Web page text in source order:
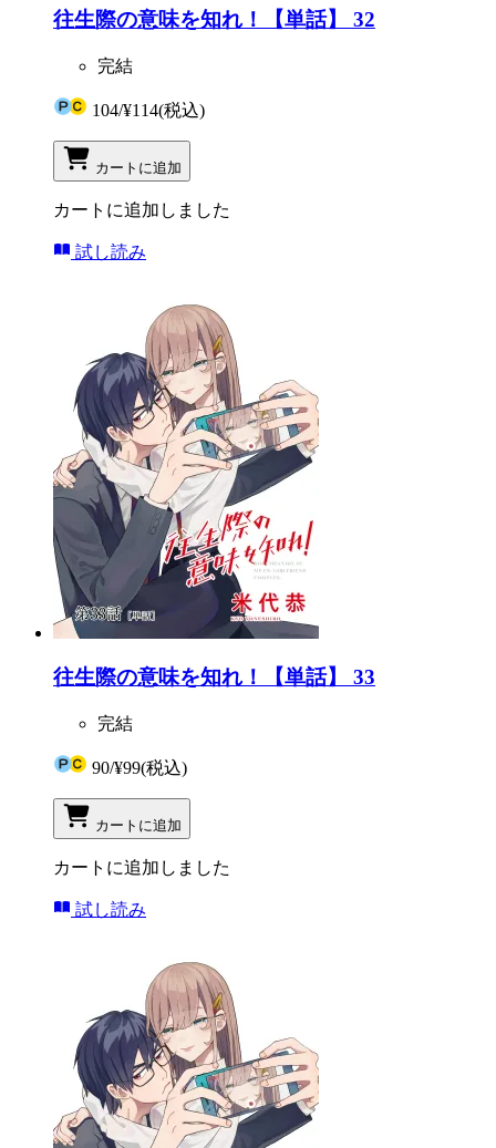
往生際の意味を知れ！【単話】 32
完結
104/¥114(税込)
カートに追加
カートに追加しました
試し読み
往生際の意味を知れ！【単話】 33
完結
90/¥99(税込)
カートに追加
カートに追加しました
試し読み